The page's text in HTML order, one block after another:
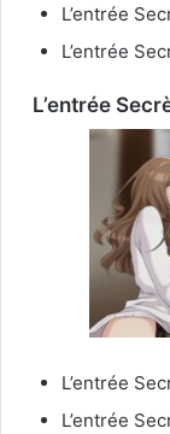
L’entrée
L’entrée
L’entrée
L’entrée
L’entrée